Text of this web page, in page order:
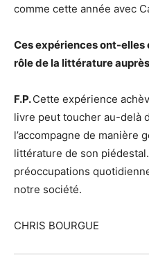
comme cette année avec
Ces expériences ont-
rôle de la littérature
F.P.Cette expérience
livre peut toucher au-delà
l’accompagne de manière
littérature de son
préoccupations
notre société.
CHRIS BOURGUE